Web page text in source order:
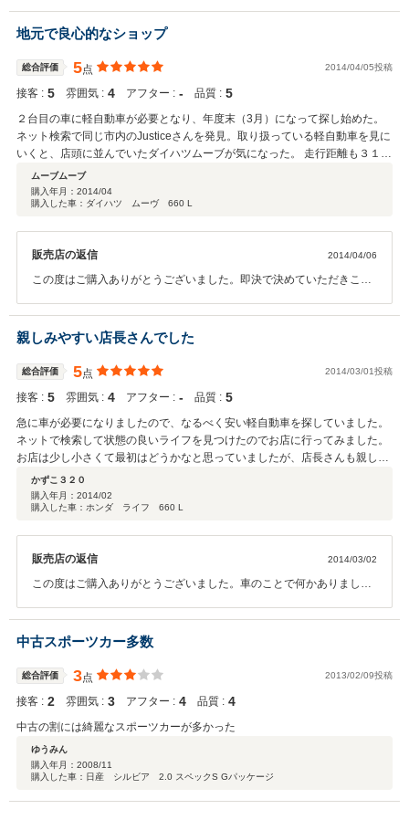
かあれば、ご相談に乗りますので御気軽にご連絡ください。
地元で良心的なショップ
総合評価 5点 2014/04/05投稿
接客 : 5 雰囲気 : 4 アフター : ‐ 品質 : 5
２台目の車に軽自動車が必要となり、年度末（3月）になって探し始めた。
ネット検索で同じ市内のJusticeさんを発見。取り扱っている軽自動車を見に
いくと、店頭に並んでいたダイハツムーブが気になった。 走行距離も３１，
０００ｋｍと少なく、室内もきれい。その場で手付金を払い購入を決定。 社
長と店長のお二人に会って、非常に誠実な人たちと感じたのもこのショップ
での購入の要因。ショップの規模が小さいため、価格は低く抑えているのが
ムーブムーブ
購入年月： 2014/04
購入した車：ダイハツ ムーヴ 660 L
販売店の返信 2014/04/06
この度はご購入ありがとうございました。即決で決めていただきこち
ございます。お車のことでしたらどんなことでも相談に乗りますので
御気軽にお問合せください。これからもよろしくお願いします。
親しみやすい店長さんでした
総合評価 5点 2014/03/01投稿
接客 : 5 雰囲気 : 4 アフター : ‐ 品質 : 5
急に車が必要になりましたので、なるべく安い軽自動車を探していました。
ネットで検索して状態の良いライフを見つけたのでお店に行ってみました。
お店は少し小さくて最初はどうかなと思っていましたが、店長さんも親しみ
やすい方で、車についてもキズ等のこともよく説明していただきとても好感
をもてました。また機会がありましたらお願いしたいかと思います。
かずこ３２０
購入年月： 2014/02
購入した車：ホンダ ライフ 660 L
販売店の返信 2014/03/02
この度はご購入ありがとうございました。車のことで何かありました
中古スポーツカー多数
総合評価 3点 2013/02/09投稿
接客 : 2 雰囲気 : 3 アフター : 4 品質 : 4
中古の割には綺麗なスポーツカーが多かった
ゆうみん
購入年月： 2008/11
購入した車：日産 シルビア 2.0 スペックS Gパッケージ